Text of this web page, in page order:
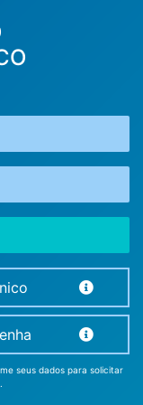
seus dados para solicitar